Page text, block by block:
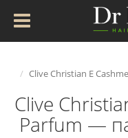
Clive Christian E
Clive
Parfum —